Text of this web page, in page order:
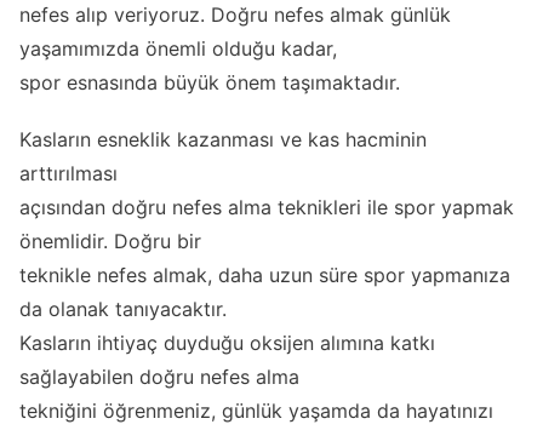
nefes alıp veriyoruz. Doğru nefes almak günlük
yaşamımızda önemli olduğu kadar,
spor esnasında büyük önem taşımaktadır.
Kasların esneklik kazanması ve kas hacminin
arttırılması
açısından doğru nefes alma teknikleri ile spor yapmak
önemlidir. Doğru bir
teknikle nefes almak, daha uzun süre spor yapmanıza
da olanak tanıyacaktır.
Kasların ihtiyaç duyduğu oksijen alımına katkı
sağlayabilen doğru nefes alma
tekniğini öğrenmeniz, günlük yaşamda da hayatınızı